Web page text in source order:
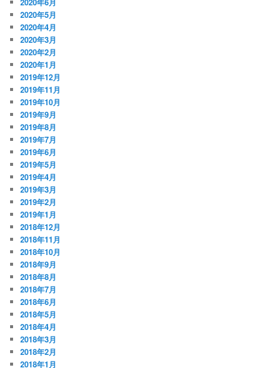
2020年5月
2020年4月
2020年3月
2020年2月
2020年1月
2019年12月
2019年11月
2019年10月
2019年9月
2019年8月
2019年7月
2019年6月
2019年5月
2019年4月
2019年3月
2019年2月
2019年1月
2018年12月
2018年11月
2018年10月
2018年9月
2018年8月
2018年7月
2018年6月
2018年5月
2018年4月
2018年3月
2018年2月
2018年1月